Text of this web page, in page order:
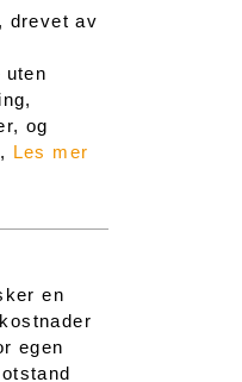
drevet av
og
Les mer
en
egen